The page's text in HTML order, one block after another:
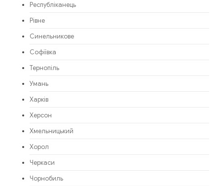
Республіканець
Рівне
Синельникове
Софіївка
Тернопіль
Умань
Харків
Херсон
Хмельницький
Хорол
Черкаси
Чорнобиль